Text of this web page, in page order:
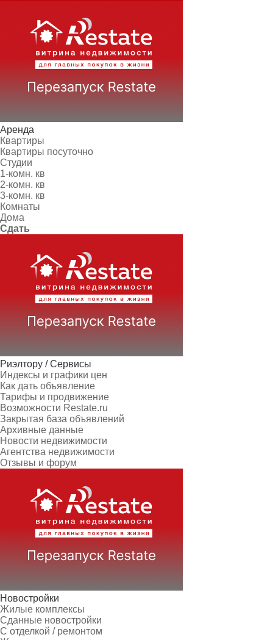
Аренда
Квартиры
Квартиры посуточно
Студии
1-комн. кв
2-комн. кв
3-комн. кв
Комнаты
Дома
Сдать
Риэлтору / Сервисы
Индексы и графики цен
Как дать объявление
Тарифы и продвижение
Возможности Restate.ru
Закрытая база объявлений
Архивные данные
Новости недвижимости
Агентства недвижимости
Отзывы и форум
Новостройки
Жилые комплексы
Сданные новостройки
С отделкой / ремонтом